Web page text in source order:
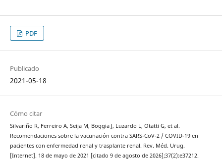
PDF
Publicado
2021-05-18
Cómo citar
Silvariño R, Ferreiro A, Seija M, Boggia J, Luzardo L, Otatti G, et al.
Recomendaciones sobre la vacunación contra SARS-CoV-2 / COVID-19 en
pacientes con enfermedad renal y trasplante renal. Rev. Méd. Urug.
[Internet]. 18 de mayo de 2021 [citado 9 de agosto de 2026];37(2):e37212.